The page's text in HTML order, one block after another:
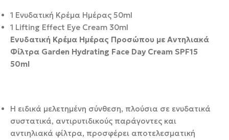
1 Ενυδατική Κρέμα Ημέρας 50ml
1 Lifting Effect Eye Cream 30ml
Ενυδατική Κρέμα Ημέρας Προσώπου με Αντηλιακά
Φίλτρα Garden Hydrating Face Day Cream SPF15
50ml
Η ειδικά μελετημένη σύνθεση, πλούσια σε ενυδατικά
συστατικά, αντιρυτιδικούς παράγοντες και
αντιηλιακά φίλτρα, προσφέρει αποτελεσματική